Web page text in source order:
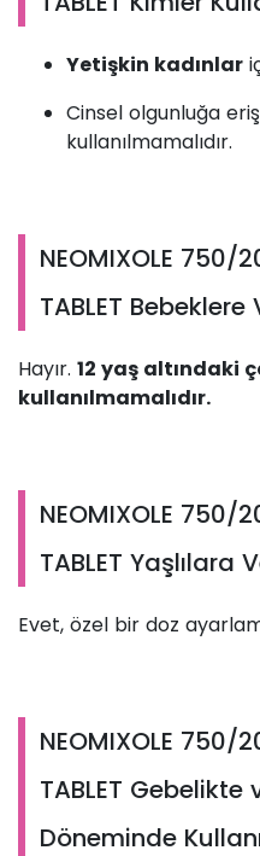
Yetişkin kadınlar
Cinsel olgunluğa
kullanılmamalıdır.
NEOMIXOLE 750/
TABLET
Hayır. 12 yaş altındaki
kullanılmamalıdır.
NEOMIXOLE 750/
TABLET Yaşlılara
Evet, özel bir doz
NEOMIXOLE 750/
TABLET Gebelikte
Döneminde